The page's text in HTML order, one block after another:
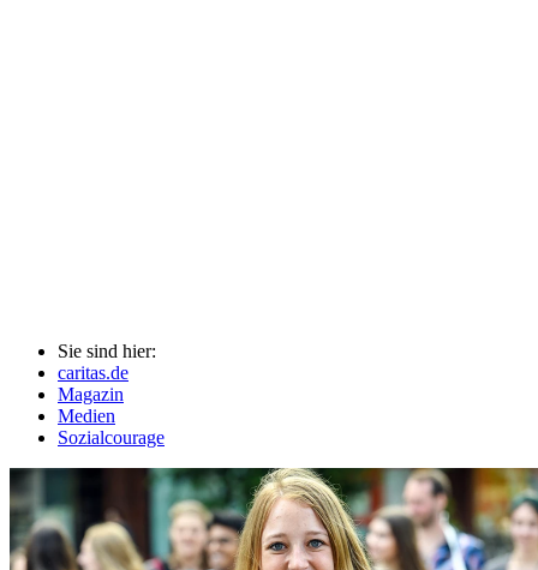
Sie sind hier:
caritas.de
Magazin
Medien
Sozialcourage